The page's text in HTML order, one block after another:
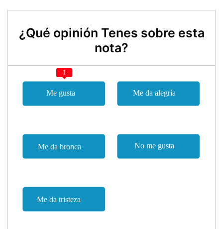
¿Qué opinión Tenes sobre esta
nota?
1